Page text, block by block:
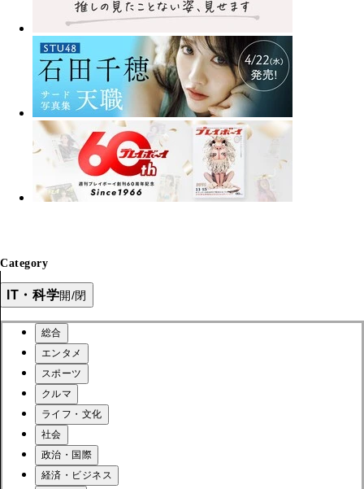
Category
IT・科学開/閉
総合
エンタメ
スポーツ
クルマ
ライフ・文化
社会
政治・国際
経済・ビジネス